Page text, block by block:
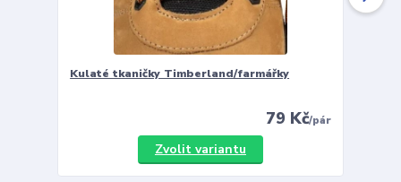
Kulaté tkaničky Timberland/farmářky
79 Kč/pár
Zvolit variantu